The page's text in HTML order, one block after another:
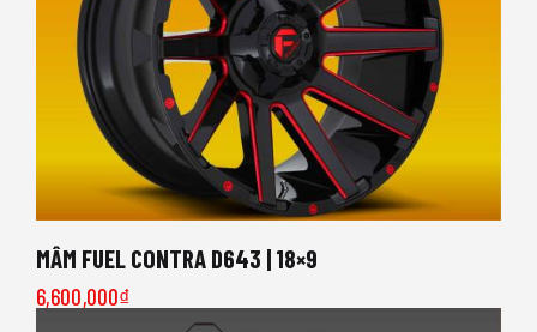
MÂM FUEL CONTRA D643 | 18×9
6,600,000₫